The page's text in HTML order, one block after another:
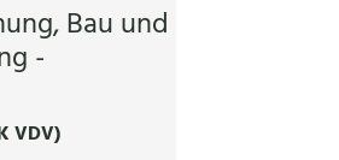
Bau und
-
VDV)